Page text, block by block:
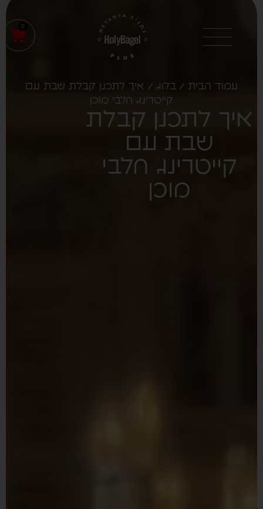
0
עמוד הבית/ בלוג/ איך לתכנן קבלת שבת עם
קייטרינג חלבי מוכן
איך לתכנן קבלת
שבת עם
קייטרינג חלבי
מוכן